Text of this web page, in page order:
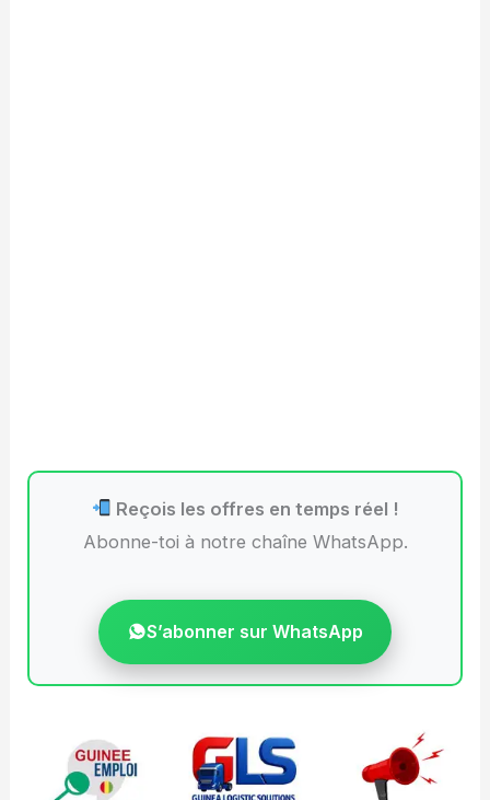
Reçois les offres en temps réel !
Abonne-toi à notre chaîne WhatsApp.
S’abonner sur WhatsApp